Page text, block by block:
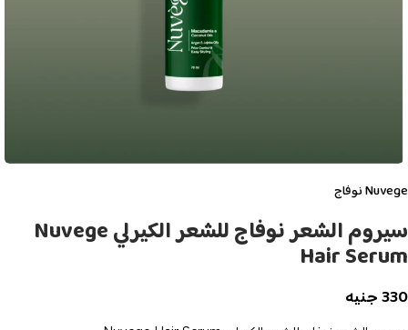
Nuvege نوفاج
سيروم الشعر نوفاج للشعر الكيرلي Nuvege
Hair Serum
330جنيه